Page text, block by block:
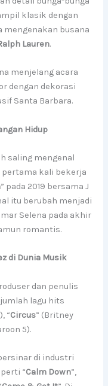
klasik dengan
mengenakan busana
Lauren.
menjelang acara
dengan dekorasi
Santa Barbara.
Hidup
saling mengenal
pertama kali bekerja
” pada 2019 bersama J
itu berubah menjadi
Selena pada akhir
romantis.
di Dunia Musik
dan penulis
lagu hits
“Circus” (Britney
5).
di industri
“Calm Down”,